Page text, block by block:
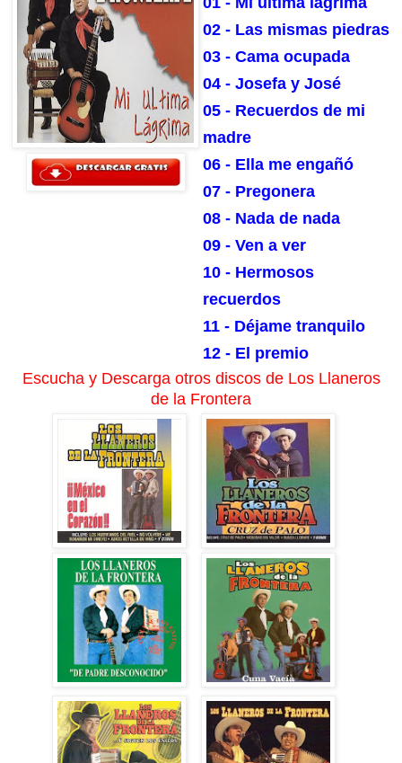
02 - Las mismas piedras
03 - Cama ocupada
04 - Josefa y José
05 - Recuerdos de mi
madre
06 - Ella me engañó
07 - Pregonera
08 - Nada de nada
09 - Ven a ver
10 - Hermosos
recuerdos
11 - Déjame tranquilo
12 - El premio
Escucha y Descarga otros discos de Los Llaneros
de la Frontera